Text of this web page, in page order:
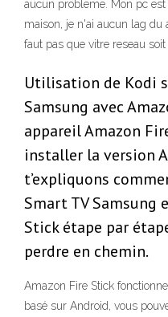
aucun probleme. Mon pc
maison, je n'ai aucun lag du
faut pas que vitre reseau
Utilisation de Kodi
Samsung avec
appareil Amazon
installer la version
t’expliquons
Smart TV Samsung
Stick étape par
perdre en chemin.
Amazon Fire Stick
basé sur Android, vous